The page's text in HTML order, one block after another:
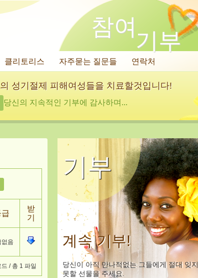
참여기부
클리토리스 자주묻는 질문들 연락처
성기절제 피해여성들을 치료할것입니다!
당신의 지속적인 기부에 감사하며...
급
받
기
없음
/ 총 1 파일
기부
계속 기부!
당신이 아직 만나적없는 그들에게 절대 잊지
못할 선물을 주세요.